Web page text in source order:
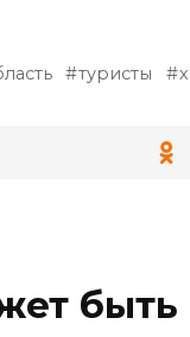
туристы
быть